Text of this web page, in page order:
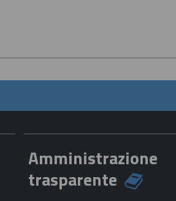
Amministrazione
trasparente